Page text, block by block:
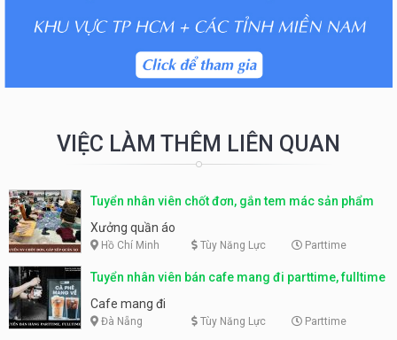
VIỆC LÀM THÊM LIÊN QUAN
Tuyển nhân viên chốt đơn, gắn tem mác sản phẩm
Xưởng quần áo
Hồ Chí Minh Tùy Năng Lực Parttime
Tuyển nhân viên bán cafe mang đi parttime, fulltime
Cafe mang đi
Đà Nẵng Tùy Năng Lực Parttime